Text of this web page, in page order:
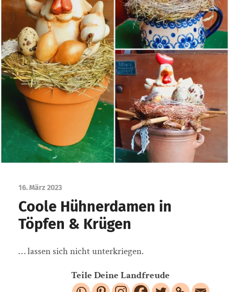
16. März 2023
Coole Hühnerdamen in
Töpfen & Krügen
… lassen sich nicht unterkriegen.
Teile Deine Landfreude